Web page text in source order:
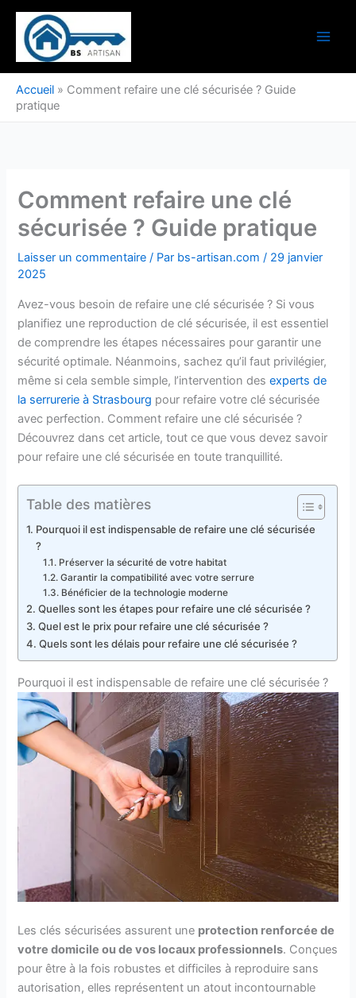
Aller
contenu
Accueil » Comment refaire une clé sécurisée ? Guide
pratique
Comment refaire une clé
sécurisée ? Guide pratique
Laisser un commentaire / Par bs-artisan.com/ 29 janvier
2025
Avez-vous besoin de refaire une clé sécurisée ? Si vous
planifiez une reproduction de clé sécurisée, il est essentiel
de comprendre les étapes nécessaires pour garantir une
sécurité optimale. Néanmoins, sachez qu’il faut privilégier,
même si cela semble simple, l’intervention desexperts de
la serrurerie à Strasbourg pour refaire votre clé sécurisée
avec perfection. Comment refaire une clé sécurisée ?
Découvrez dans cet article, tout ce que vous devez savoir
pour refaire une clé sécurisée en toute tranquillité.
Table des matières
Pourquoi il est indispensable de refaire une clé sécurisée
?
Préserver la sécurité de votre habitat
Garantir la compatibilité avec votre serrure
Bénéficier de la technologie moderne
Quelles sont les étapes pour refaire une clé sécurisée ?
Quel est le prix pour refaire une clé sécurisée ?
Quels sont les délais pour refaire une clé sécurisée ?
Pourquoi il est indispensable de refaire une clé sécurisée ?
Les clés sécurisées assurent une protection renforcéede
votre domicile ou de vos locaux professionnels. Conçues
pour être à la fois robustes et difficiles à reproduire sans
autorisation, elles représentent un atout incontournable